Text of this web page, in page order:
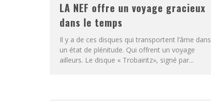
LA NEF offre un voyage gracieux
dans le temps
Il y a de ces disques qui transportent l’âme dans
un état de plénitude. Qui offrent un voyage
ailleurs. Le disque « Trobairitz», signé par...